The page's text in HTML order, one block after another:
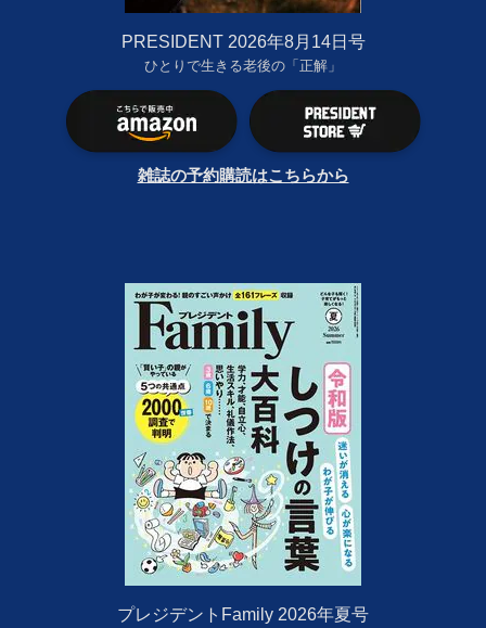
PRESIDENT 2026年8月14日号
ひとりで生きる老後の「正解」
雑誌の予約購読はこちらから
プレジデントFamily 2026年夏号